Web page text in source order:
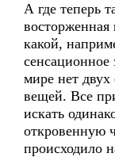
А где теперь
восторженная
какой,
сенсационное
мире нет
вещей. Все
искать
откровенную
происходило